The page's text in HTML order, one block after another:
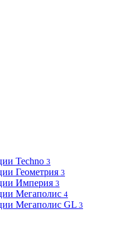
Techno 3
Геометрия 3
Империя 3
Мегаполис 4
Мегаполис GL 3